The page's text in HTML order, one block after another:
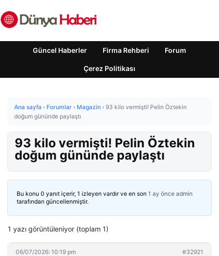
Güncel Haberler Firma Rehberi Forum
Çerez Politikası
Ana sayfa › Forumlar › Magazin › 93 kilo vermişti! Pelin Öztekin
doğum gününde paylaştı
93 kilo vermişti! Pelin Öztekin
doğum gününde paylaştı
Bu konu 0 yanıt içerir, 1 izleyen vardır ve en son 1 ay önce admin
tarafından güncellenmiştir.
1 yazı görüntüleniyor (toplam 1)
06/07/2026: 10:19 pm #32921